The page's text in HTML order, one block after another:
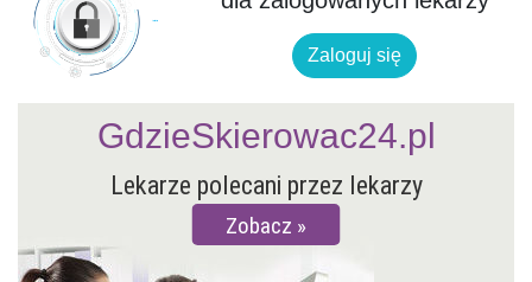
Zaloguj się
Lekarze polecani przez lekarzy
Zobacz
GdzieSkierowac24.pl